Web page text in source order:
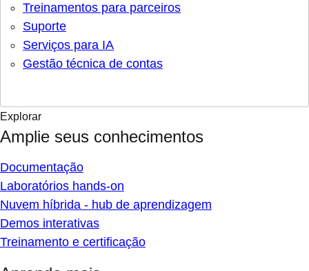
Treinamentos para parceiros
Suporte
Serviços para IA
Gestão técnica de contas
Explorar
Amplie seus conhecimentos
Documentação
Laboratórios hands-on
Nuvem híbrida - hub de aprendizagem
Demos interativas
Treinamento e certificação